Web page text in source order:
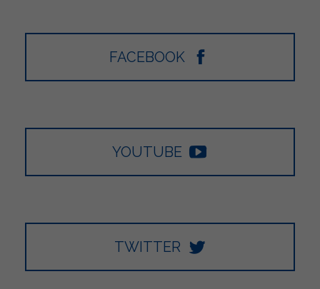
FACEBOOK
YOUTUBE
TWITTER